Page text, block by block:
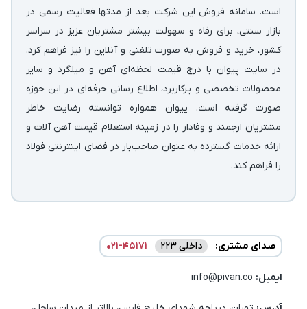
است. سامانه فروش این شرکت بعد از مدتها فعالیت رسمی در
بازار سنتی، برای رفاه و سهولت بیشتر مشتریان عزیز در سراسر
کشور، خرید و فروش به صورت تلفنی و آنلاین را نیز فراهم کرد.
در سایت پیوان با درج قیمت لحظه‌ای آهن و میلگرد و سایر
محصولات تخصصی و پرکاربرد، اطلاع رسانی حرفه‌ای در این حوزه
صورت گرفته است. پیوان همواره توانسته رضایت خاطر
مشتریان ارجمند و وفادار را در زمینه استعلام قیمت آهن آلات و
ارائه خدمات گسترده به عنوان صاحب‌بار در فضای اینترنتی فولاد
را فراهم کند.
صدای مشتری: داخلی 223 021-45171
ایمیل:‌